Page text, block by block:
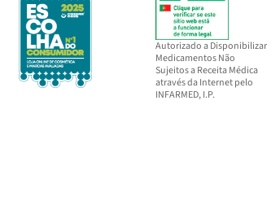
Autorizado a Disponibilizar
Medicamentos Não
Sujeitos a Receita Médica
através da Internet pelo
INFARMED, I.P.